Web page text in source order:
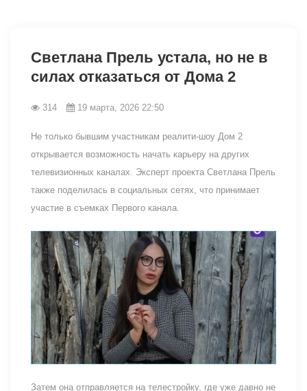
Светлана Прель устала, но не в
силах отказаться от Дома 2
314 19 марта, 2026 22:50
Не только бывшим участникам реалити-шоу Дом 2
открывается возможность начать карьеру на других
телевизионных каналах. Эксперт проекта Светлана Прель
также поделилась в социальных сетях, что принимает
участие в съемках Первого канала.
Затем она отправляется на телестройку, где уже давно не